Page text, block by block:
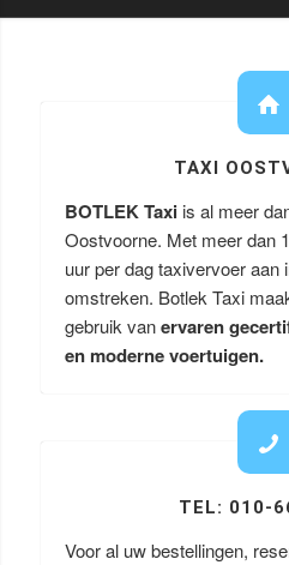
TAXI
BOTLEK Taxi is al meer
Oostvoorne. Met meer dan
uur per dag taxivervoer aan
omstreken. Botlek Taxi
gebruik vanervaren
en moderne voertuigen.
TEL: 010-
Voor al uw bestellingen,